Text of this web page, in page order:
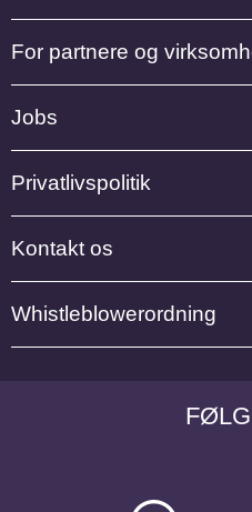
For partnere og
Jobs
Privatlivspolitik
Kontakt os
Whistleblowerordning